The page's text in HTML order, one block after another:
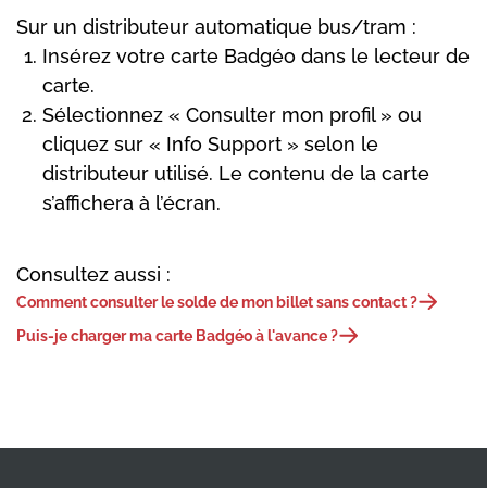
Sur un distributeur automatique bus/tram :
Insérez votre carte Badgéo dans le lecteur de
carte.
Sélectionnez « Consulter mon profil » ou
cliquez sur « Info Support » selon le
distributeur utilisé. Le contenu de la carte
s’affichera à l’écran.
Consultez aussi :
Comment consulter le solde de mon billet sans contact ?
Puis-je charger ma carte Badgéo à l'avance ?